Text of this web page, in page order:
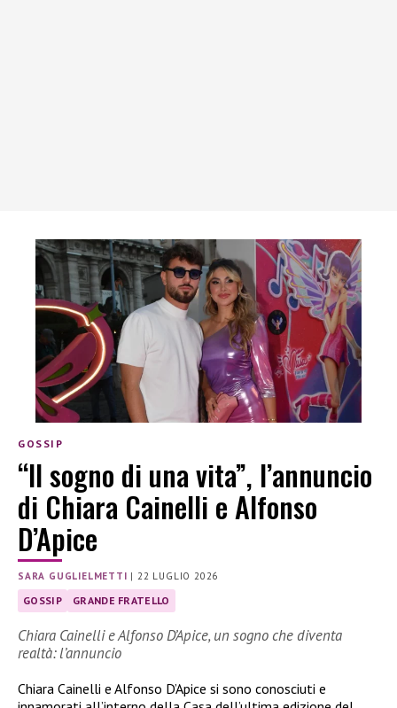
GOSSIP
“Il sogno di una vita”, l’annuncio
di Chiara Cainelli e Alfonso
D’Apice
SARA GUGLIELMETTI | 22 LUGLIO 2026
GOSSIP GRANDE FRATELLO
Chiara Cainelli e Alfonso D’Apice, un sogno che diventa
realtà: l’annuncio
Chiara Cainelli e Alfonso D’Apice si sono conosciuti e